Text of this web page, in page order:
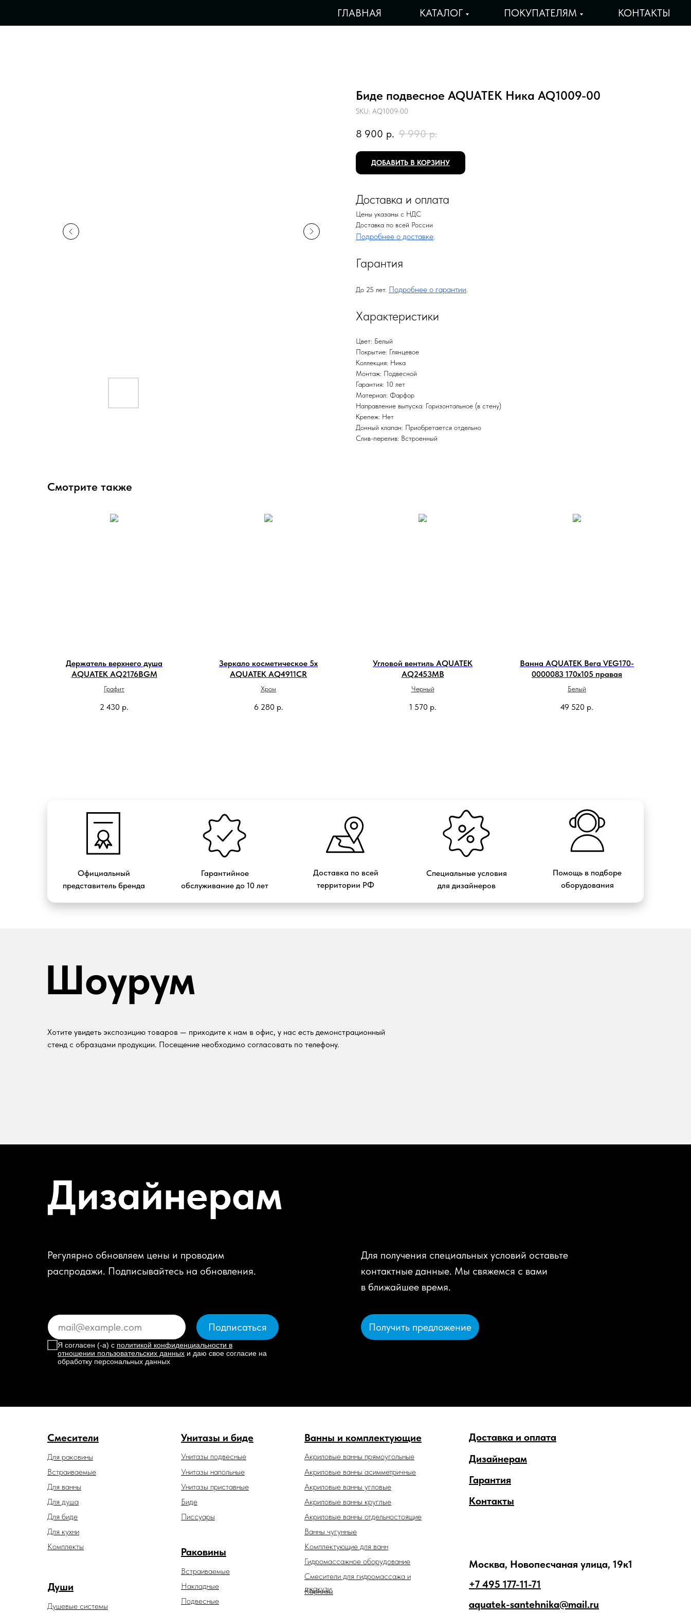
ГЛАВНАЯ КАТАЛОГ ПОКУПАТЕЛЯМ КОНТАКТЫ
Биде подвесное AQUATEK Ника AQ1009-00
SKU: AQ1009-00
8 900 р. 9 990 р.
ДОБАВИТЬ В КОРЗИНУ
Доставка и оплата
Цены указаны с НДС
Доставка по всей России
Подробнее о доставке
Гарантия
До 25 лет. Подробнее о гарантии
Характеристики
Цвет: Белый
Покрытие: Глянцевое
Коллекция: Ника
Монтаж: Подвесной
Гарантия: 10 лет
Материал: Фарфор
Направление выпуска: Горизонтальное (в стену)
Крепеж: Нет
Донный клапан: Приобретается отдельно
Слив-перелив: Встроенный
Смотрите также
Держатель верхнего душа
AQUATEK AQ2176BGM
Графит
2 430 р.
Зеркало косметическое 5х
AQUATEK AQ4911CR
Хром
6 280 р.
Угловой вентиль AQUATEK
AQ2453MB
Черный
1 570 р.
Ванна AQUATEK Вега VEG170-
0000083 170х105 правая
Белый
49 520 р.
Официальный
представитель бренда
Доставка по всей
территории РФ
Гарантийное
обслуживание до 10 лет
Специальные условия
для дизайнеров
Помощь в подборе
оборудования
Шоурум
Хотите увидеть экспозицию товаров — приходите к нам в офис, у нас есть демонстрационный
стенд с образцами продукции. Посещение необходимо согласовать по телефону.
Дизайнерам
Регулярно обновляем цены и проводим
распродажи. Подписывайтесь на обновления.
Я согласен (-а) с политикой конфиденциальности в
отношении пользовательских данных и даю свое согласие на
обработку персональных данных
Подписаться
Для получения специальных условий оставьте
контактные данные. Мы свяжемся с вами
в ближайшее время.
Получить предложение
Смесители
Души
Душевые системы
Унитазы и биде
Унитазы подвесные
Унитазы напольные
Унитазы приставные
Раковины
Встраиваемые
Накладные
Подвесные
Встраиваемые
Для биде
Для ванны
Для душа
Для раковины
Для кухни
Ванны и комплектующие
Акриловые ванны прямоугольные Дизайнерам
Доставка и оплата
Гарантия
Контакты
Биде
Акриловые ванны отдельностоящие
Акриловые ванны асимметричные
Акриловые ванны угловые
Акриловые ванны круглые
Ванны чугунные
Комплектующие для ванн
Гидромассажное оборудование
Смесители для гидромассажа и
джакузи
Карнизы
Комплекты
Писсуары
Москва, Новопесчаная улица, 19к1
+7 495 177-11-71
aquatek-santehnika@mail.ru